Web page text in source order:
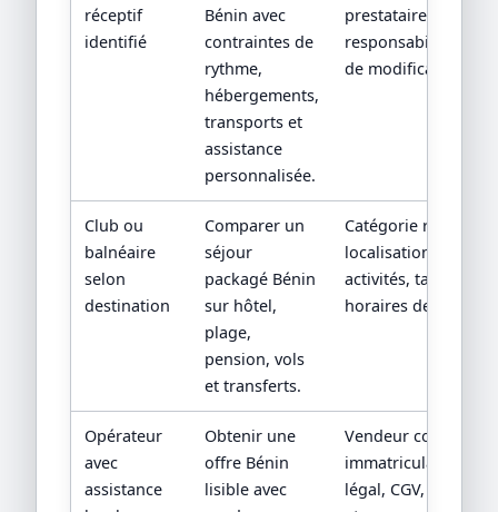
réceptif
identifié
Bénin avec
contraintes de
rythme,
hébergements,
transports et
assistance
personnalisée.
prestataires locaux
responsabilités en
de modification.
Club ou
balnéaire
selon
destination
Comparer un
séjour
packagé Bénin
sur hôtel,
plage,
pension, vols
et transferts.
Catégorie réelle,
localisation,
activités, taxes et
horaires de vols.
Opérateur
avec
assistance
Obtenir une
offre Bénin
lisible avec
Vendeur
immatriculation/
légal, CGV,